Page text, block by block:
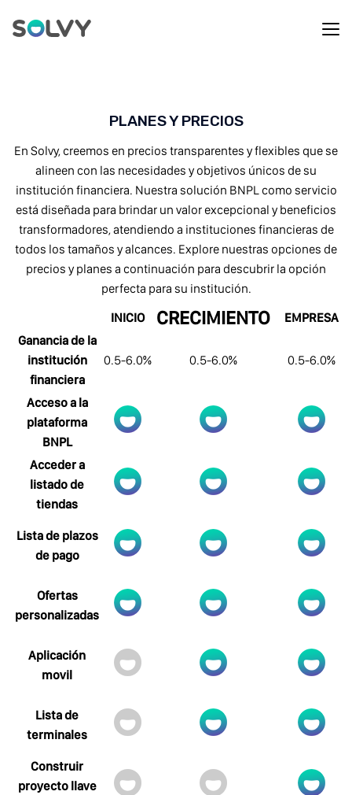
PLANES Y PRECIOS
En Solvy, creemos en precios transparentes y flexibles que se
alineen con las necesidades y objetivos únicos de su
institución financiera. Nuestra solución BNPL como servicio
está diseñada para brindar un valor excepcional y beneficios
transformadores, atendiendo a instituciones financieras de
todos los tamaños y alcances. Explore nuestras opciones de
precios y planes a continuación para descubrir la opción
perfecta para su institución.
INICIO
CRECIMIENTO
EMPRESA
Ganancia de la
institución
financiera
0.5-6.0% 0.5-6.0% 0.5-6.0%
Acceso a la
plataforma
BNPL
Acceder a
listado de
tiendas
Lista de plazos
de pago
Ofertas
personalizadas
Aplicación
movil
Lista de
terminales
Construir
proyecto llave